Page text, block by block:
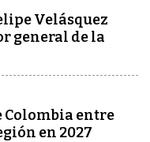
Velásquez
general de la
Colombia entre
en 2027